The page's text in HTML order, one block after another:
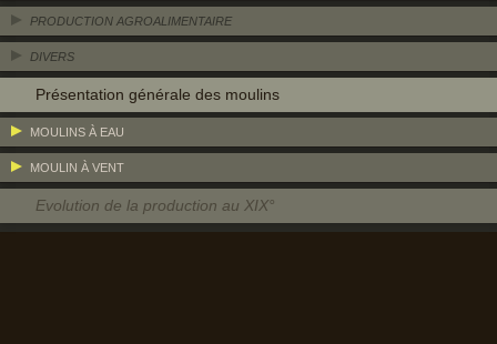
PRODUCTION AGROALIMENTAIRE
DIVERS
Présentation générale des moulins
MOULINS À EAU
MOULIN À VENT
Evolution de la production au XIX°